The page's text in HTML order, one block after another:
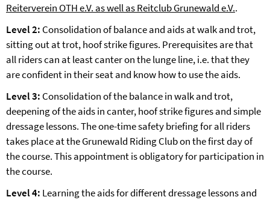
Reiterverein OTH e.V. as well as Reitclub Grunewald e.V..
Level 2: Consolidation of balance and aids at walk and trot,
sitting out at trot, hoof strike figures. Prerequisites are that
all riders can at least canter on the lunge line, i.e. that they
are confident in their seat and know how to use the aids.
Level 3: Consolidation of the balance in walk and trot,
deepening of the aids in canter, hoof strike figures and simple
dressage lessons. The one-time safety briefing for all riders
takes place at the Grunewald Riding Club on the first day of
the course. This appointment is obligatory for participation in
the course.
Level 4: Learning the aids for different dressage lessons and